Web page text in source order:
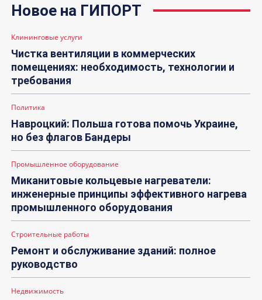
Новое на ГИПОРТ
Клининговые услуги
Чистка вентиляции в коммерческих
помещениях: необходимость, технологии и
требования
Политика
Навроцкий: Польша готова помочь Украине,
но без флагов Бандеры
Промышленное оборудование
Миканитовые кольцевые нагреватели:
инженерные принципы эффективного нагрева
промышленного оборудования
Строительные работы
Ремонт и обслуживание зданий: полное
руководство
Недвижимость